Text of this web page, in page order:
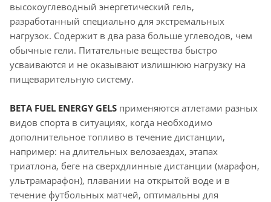
высокоуглеводный энергетический гель,
разработанный специально для экстремальных
нагрузок. Содержит в два раза больше углеводов, чем
обычные гели. Питательные вещества быстро
усваиваются и не оказывают излишнюю нагрузку на
пищеварительную систему.
BETA FUEL ENERGY GELS применяются атлетами разных
видов спорта в ситуациях, когда необходимо
дополнительное топливо в течение дистанции,
например: на длительных велозаездах, этапах
триатлона, беге на сверхдлинные дистанции (марафон,
ультрамарафон), плавании на открытой воде и в
течение футбольных матчей, оптимальны для